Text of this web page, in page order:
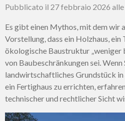
Pubblicato il 27 febbraio 2026 alle
Es gibt einen Mythos, mit dem wir
Vorstellung, dass ein Holzhaus, ein
ökologische Baustruktur „weniger
von Baubeschränkungen sei. Wenn
landwirtschaftliches Grundstück in
ein Fertighaus zu errichten,
technischer und rechtlicher Sicht